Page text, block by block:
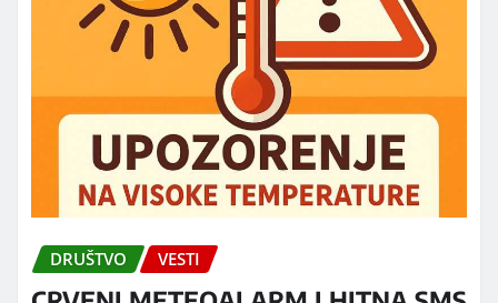
DRUŠTVO VESTI